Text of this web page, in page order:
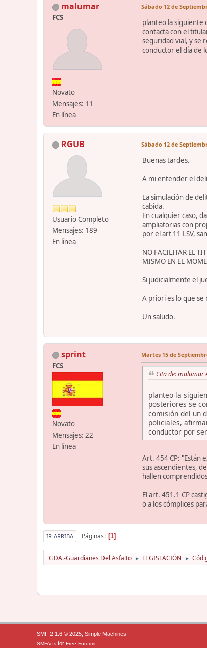
malumar
FCS
Novato
Mensajes: 11
En línea
Sábado 12 de
planteo la siguiente
contacta con el
seguridad vial, y se
conductor el día de
RGUB
Usuario Completo
Mensajes: 189
En línea
Sábado 12 de
Buenas tardes.
A mi entender el
La simulación de
cabida.
En cualquier caso,
ampliatorias con
por el art 11 LSV,
NO FACILITAR EL
MISMO EN EL
Si judicialmente el
A priori es lo que se
Un saludo.
sprint
FCS
Novato
Mensajes: 22
En línea
Martes 15 de
Cita de: malumar
planteo la
posteriores se
comisión del un
policiales,
conductor por
Art. 454 CP: "Están
sus ascendientes,
hallen
El art. 451.1 CP
o a los cómplices
IR ARRIBA Páginas 1
GDA.-Guardianes Del Asfalto ► LEGISLACIÓN ►
SMF 2.1.6 © 2025, Simple Machines
SMFAds for Free Forums